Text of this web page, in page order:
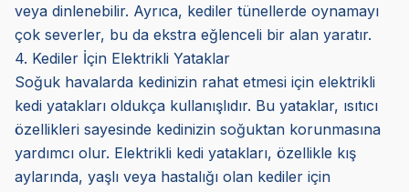
veya dinlenebilir. Ayrıca, kediler tünellerde oynamayı
çok severler, bu da ekstra eğlenceli bir alan yaratır.
4. Kediler İçin Elektrikli Yataklar
Soğuk havalarda kedinizin rahat etmesi için elektrikli
kedi yatakları oldukça kullanışlıdır. Bu yataklar, ısıtıcı
özellikleri sayesinde kedinizin soğuktan korunmasına
yardımcı olur. Elektrikli kedi yatakları, özellikle kış
aylarında, yaşlı veya hastalığı olan kediler için